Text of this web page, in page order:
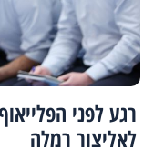
רגע לפני
לאליצור רמלה